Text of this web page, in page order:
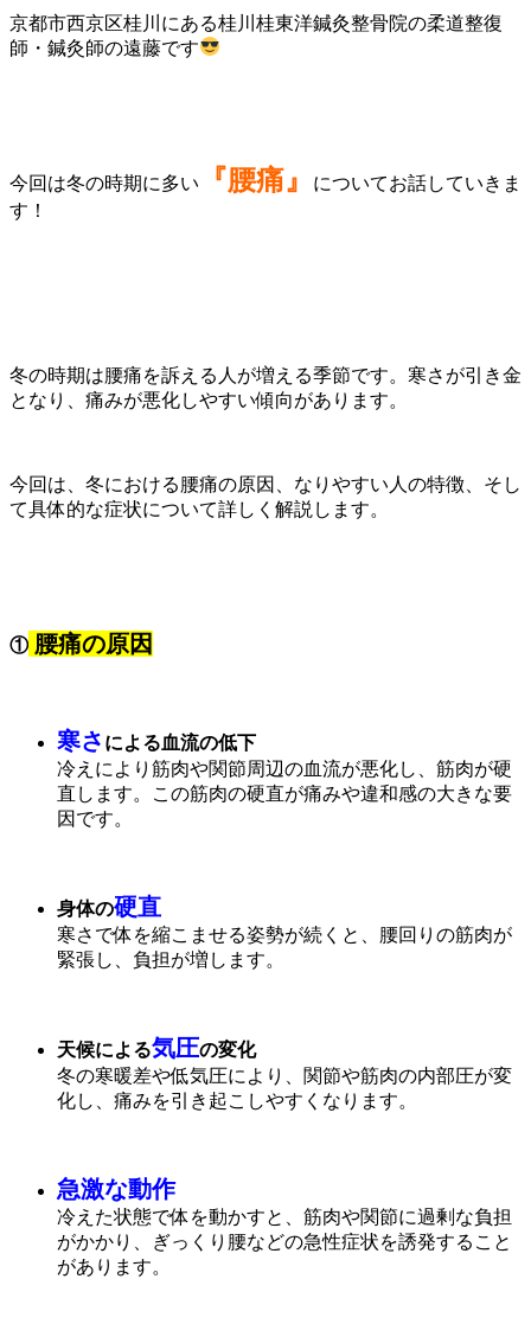
京都市西京区桂川にある桂川桂東洋鍼灸整骨院の柔道整復
師・鍼灸師の遠藤です
今回は冬の時期に多い 『腰痛』
についてお話していきま
す！
冬の時期は腰痛を訴える人が増える季節です。寒さが引き金
となり、痛みが悪化しやすい傾向があります。
今回は、冬における腰痛の原因、なりやすい人の特徴、そし
て具体的な症状について詳しく解説します。
① 腰痛の原因
寒さ による血流の低下
冷えにより筋肉や関節周辺の血流が悪化し、筋肉が硬
直します。この筋肉の硬直が痛みや違和感の大きな要
因です。
身体の硬直
寒さで体を縮こませる姿勢が続くと、腰回りの筋肉が
緊張し、負担が増します。
天候による気圧の変化
冬の寒暖差や低気圧により、関節や筋肉の内部圧が変
化し、痛みを引き起こしやすくなります。
急激な動作
冷えた状態で体を動かすと、筋肉や関節に過剰な負担
がかかり、ぎっくり腰などの急性症状を誘発すること
があります。